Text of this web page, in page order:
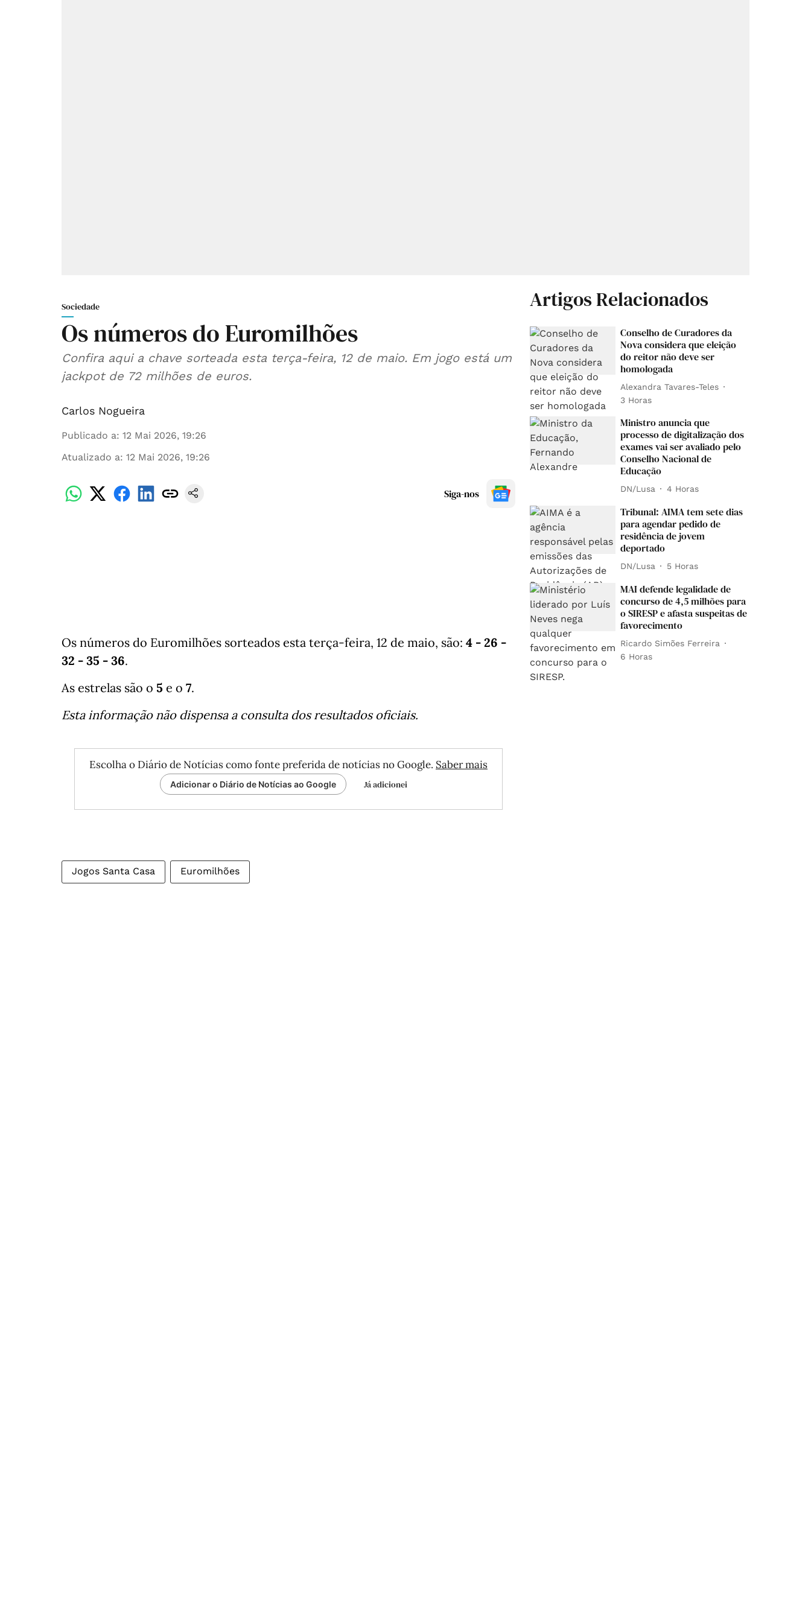
Sociedade
Os números do Euromilhões
Confira aqui a chave sorteada esta terça-feira, 12 de maio. Em jogo está um
jackpot de 72 milhões de euros.
Carlos Nogueira
Publicado a: 12 Mai 2026, 19:26
Atualizado a: 12 Mai 2026, 19:26
Siga-nos
Os números do Euromilhões sorteados esta terça-feira, 12 de maio, são: 4 - 26 -
32 - 35 - 36.
As estrelas são o 5 e o 7.
Esta informação não dispensa a consulta dos resultados oficiais.
Escolha o Diário de Notícias como fonte preferida de notícias no Google. Saber mais
Adicionar o Diário de Notícias ao Google Já adicionei
Jogos Santa Casa Euromilhões
Artigos Relacionados
Conselho de Curadores da
Nova considera que eleição
do reitor não deve ser
homologada
Alexandra Tavares-Teles
3 Horas
Ministro anuncia que
processo de digitalização dos
exames vai ser avaliado pelo
Conselho Nacional de
Educação
DN/Lusa 4 Horas
Tribunal: AIMA tem sete dias
para agendar pedido de
residência de jovem
deportado
DN/Lusa 5 Horas
MAI defende legalidade de
concurso de 4,5 milhões para
o SIRESP e afasta suspeitas de
favorecimento
Ricardo Simões Ferreira
6 Horas